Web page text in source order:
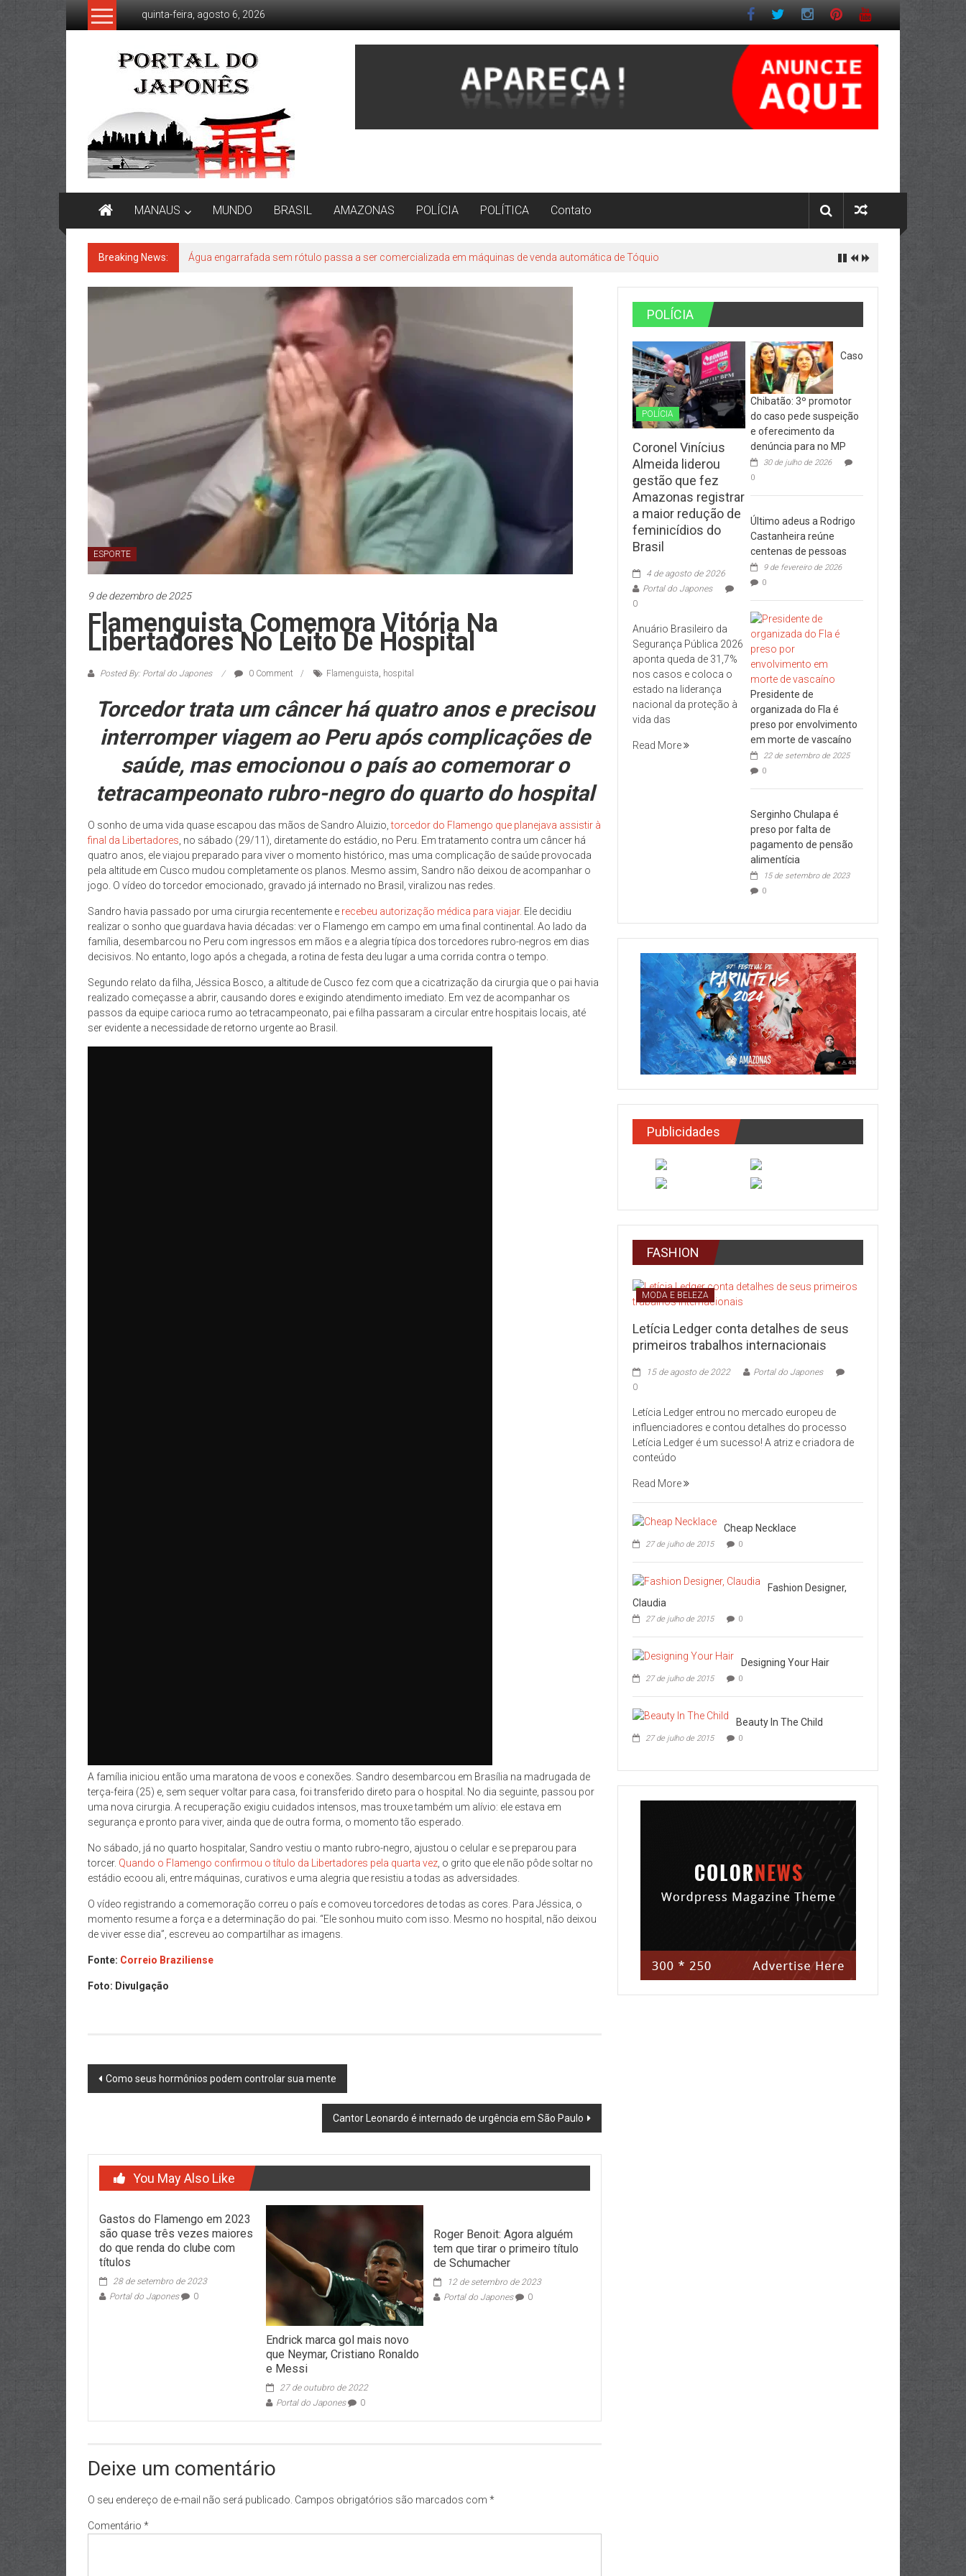
quinta-feira, agosto 6, 2026
Portal
Japonês
O
Japão
mais
perto
de
você!
MANAUS MUNDO BRASIL AMAZONAS POLÍCIA POLÍTICA Contato
Breaking News: Água engarrafada sem rótulo passa a ser comercializada em máquinas de venda automática de Tóquio
ESPORTE
9 de dezembro de 2025
Flamenguista Comemora Vitória Na
Libertadores No Leito De Hospital
Posted By: Portal do Japones 0 Comment Flamenguista, hospital
Torcedor trata um câncer há quatro anos e precisou
interromper viagem ao Peru após complicações de
saúde, mas emocionou o país ao comemorar o
tetracampeonato rubro-negro do quarto do hospital
O sonho de uma vida quase escapou das mãos de Sandro Aluizio,torcedor do Flamengo que planejava assistir à
final da Libertadores , no sábado (29/11), diretamente do estádio, no Peru. Em tratamento contra um câncer há
quatro anos, ele viajou preparado para viver o momento histórico, mas uma complicação de saúde provocada
pela altitude em Cusco mudou completamente os planos. Mesmo assim, Sandro não deixou de acompanhar o
jogo. O vídeo do torcedor emocionado, gravado já internado no Brasil, viralizou nas redes.
Sandro havia passado por uma cirurgia recentemente e recebeu autorização médica para viajar. Ele decidiu
realizar o sonho que guardava havia décadas: ver o Flamengo em campo em uma final continental. Ao lado da
família, desembarcou no Peru com ingressos em mãos e a alegria típica dos torcedores rubro-negros em dias
decisivos. No entanto, logo após a chegada, a rotina de festa deu lugar a uma corrida contra o tempo.
Segundo relato da filha, Jéssica Bosco, a altitude de Cusco fez com que a cicatrização da cirurgia que o pai havia
realizado começasse a abrir, causando dores e exigindo atendimento imediato. Em vez de acompanhar os
passos da equipe carioca rumo ao tetracampeonato, pai e filha passaram a circular entre hospitais locais, até
ser evidente a necessidade de retorno urgente ao Brasil.
A família iniciou então uma maratona de voos e conexões. Sandro desembarcou em Brasília na madrugada de
terça-feira (25) e, sem sequer voltar para casa, foi transferido direto para o hospital. No dia seguinte, passou por
uma nova cirurgia. A recuperação exigiu cuidados intensos, mas trouxe também um alívio: ele estava em
segurança e pronto para viver, ainda que de outra forma, o momento tão esperado.
No sábado, já no quarto hospitalar, Sandro vestiu o manto rubro-negro, ajustou o celular e se preparou para
torcer. Quando o Flamengo confirmou o título da Libertadores pela quarta vez , o grito que ele não pôde soltar no
estádio ecoou ali, entre máquinas, curativos e uma alegria que resistiu a todas as adversidades.
O vídeo registrando a comemoração correu o país e comoveu torcedores de todas as cores. Para Jéssica, o
momento resume a força e a determinação do pai. “Ele sonhou muito com isso. Mesmo no hospital, não deixou
de viver esse dia”, escreveu ao compartilhar as imagens.
Fonte: Correio Braziliense
Foto: Divulgação
Post
Como seus hormônios podem controlar sua mente
Cantor Leonardo é internado de urgência em São Paulo
You May Also Like
Gastos do Flamengo em 2023
são quase três vezes maiores
do que renda do clube com
títulos
28 de setembro de 2023
Portal do Japones
0
Endrick marca gol mais novo
que Neymar, Cristiano Ronaldo
e Messi
27 de outubro de 2022
Portal do Japones
0
Roger Benoit: Agora alguém
tem que tirar o primeiro título
de Schumacher
12 de setembro de 2023
Portal do Japones
0
Deixe um comentário
O seu endereço de e-mail não será publicado. Campos obrigatórios são marcados com *
Comentário *
POLÍCIA
POLÍCIA
Coronel Vinícius
Almeida liderou
gestão que fez
Amazonas registrar
a maior redução de
feminicídios do
Brasil
4 de agosto de 2026
Portal do Japones
0
Anuário Brasileiro da
Segurança Pública 2026
aponta queda de 31,7%
nos casos e coloca o
estado na liderança
nacional da proteção à
vida das
Read More
Caso
Chibatão: 3º promotor
do caso pede suspeição
e oferecimento da
denúncia para no MP
30 de julho de 2026
0
Último adeus a Rodrigo
Castanheira reúne
centenas de pessoas
9 de fevereiro de 2026
0
Presidente de
organizada do Fla é
preso por envolvimento
em morte de vascaíno
22 de setembro de 2025
0
Serginho Chulapa é
preso por falta de
pagamento de pensão
alimentícia
15 de setembro de 2023
0
Publicidades
FASHION
MODA E BELEZA
Letícia Ledger conta detalhes de seus
primeiros trabalhos internacionais
15 de agosto de 2022
Portal do Japones
0
Letícia Ledger entrou no mercado europeu de
influenciadores e contou detalhes do processo
Letícia Ledger é um sucesso! A atriz e criadora de
conteúdo
Read More
Cheap Necklace
27 de julho de 2015 0
Fashion Designer,
Claudia
27 de julho de 2015 0
Designing Your Hair
27 de julho de 2015 0
Beauty In The Child
27 de julho de 2015 0